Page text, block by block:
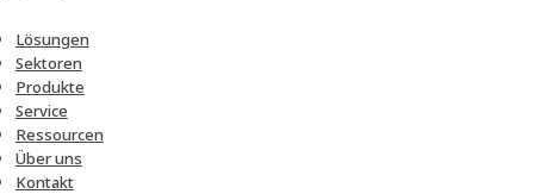
Lösungen
Sektoren
Produkte
Service
Ressourcen
Über uns
Kontakt